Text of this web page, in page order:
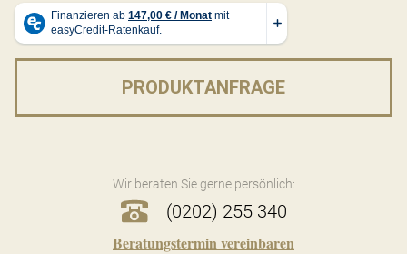
PRODUKTANFRAGE
Wir beraten Sie gerne persönlich:
(0202) 255 340
Beratungstermin vereinbaren